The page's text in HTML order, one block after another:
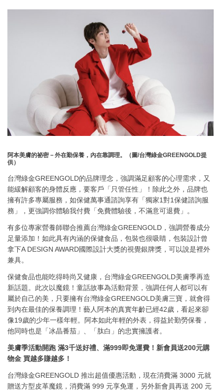
阿本美膚的祕密－外在勤保養，內在靠調理。（圖/台灣綠金GREENGOLD提
供）
台灣綠金GREENGOLD的品牌理念，強調滿足顧客的心理需求，又
能緩解顧客的身體反應，要客戶「只管任性」！除此之外，品牌也
擁有許多專屬服務，如保健萬事通諮詢享有「獨家1對1保健諮詢服
務」，更強調你體驗我付費「免費體驗後，不滿意可退費」。
有多位專家營養師聯合推薦台灣綠金GREENGOLD，強調營養成分
足量添加！如此具有內涵的保健食品，包裝也很吸睛，包裝設計曾
拿下A DESIGN AWARD國際設計大獎的視覺銀牌獎，可以說是裡外
兼具。
保健食品也能吃得時尚又健康，台灣綠金GREENGOLD美膚季再造
新話題。此次以魔鏡！童話故事為活動背景，強調任何人都可以有
屬於自己的美，只要擁有台灣綠金GREENGOLD美膚三寶，就會得
到內在最佳的保養調理！藝人阿本的真實年齡已經42歲，看起來卻
像19歲的少年一樣年輕。阿本如此年輕的外表，得益於勤勞保養，
他同時也是「冰晶番茄」、「肽白」的忠實擁護者。
美膚季活動開跑滿3千送好禮、滿999即免運費！新會員送200元購
物金 買越多賺越多！
台灣綠金GREENGOLD 推出超值優惠活動，現在消費滿 3000 元就
贈送方型皮革魔鏡，消費滿 999 元享免運，另外新會員再送 200 元